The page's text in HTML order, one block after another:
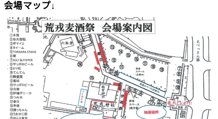
会場マップ↓